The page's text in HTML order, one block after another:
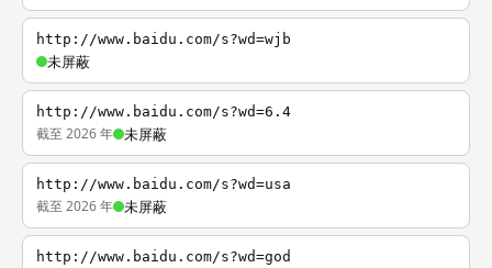
http://www.baidu.com/s?wd=wjb
未屏蔽
http://www.baidu.com/s?wd=6.4
截至 2026 年 未屏蔽
http://www.baidu.com/s?wd=usa
截至 2026 年 未屏蔽
http://www.baidu.com/s?wd=god